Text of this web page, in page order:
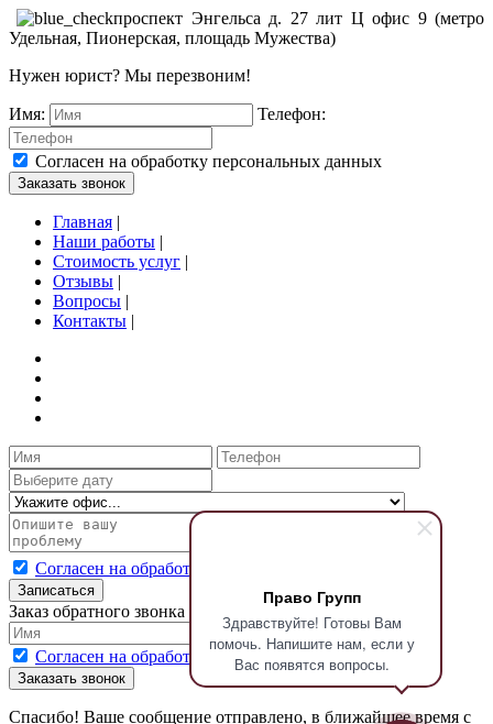
Право Групп
Здравствуйте! Готовы Вам
помочь. Напишите нам, если у
Вас появятся вопросы.
проспект Энгельса д. 27 лит Ц офис 9 (метро
Удельная, Пионерская, площадь Мужества)
Нужен юрист? Мы перезвоним!
Имя: Телефон:
Согласен на обработку персональных данных
Заказать звонок
Главная |
Наши работы |
Стоимость услуг |
Отзывы |
Вопросы |
Контакты |
Согласен на обработку персональных данных
Записаться
Заказ обратного звонка
Согласен на обработку персональных данных
Заказать звонок
Спасибо! Ваше сообщение отправлено, в ближайшее время с